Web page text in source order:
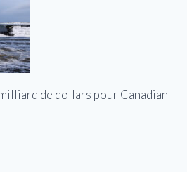
de dollars pour Canadian